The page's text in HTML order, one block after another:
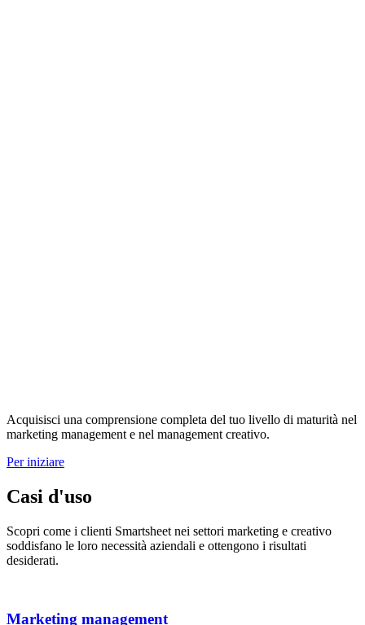
Acquisisci una comprensione completa del tuo livello di maturità nel
marketing management e nel management creativo.
Per iniziare
Casi d'uso
Scopri come i clienti Smartsheet nei settori marketing e creativo
soddisfano le loro necessità aziendali e ottengono i risultati
desiderati.
Marketing management